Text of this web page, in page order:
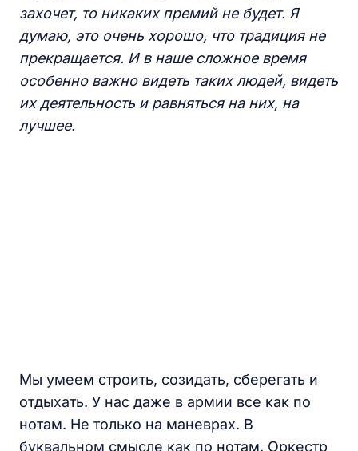
захочет, то никаких премий не будет. Я
думаю, это очень хорошо, что традиция не
прекращается. И в наше сложное время
особенно важно видеть таких людей, видеть
их деятельность и равняться на них, на
лучшее.
Мы умеем строить, созидать, сберегать и
отдыхать. У нас даже в армии все как по
нотам. Не только на маневрах. В
буквальном смысле как по нотам. Оркестр